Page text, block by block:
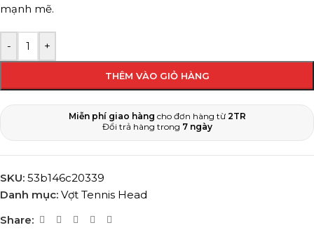
mạnh mẽ.
- +
THÊM VÀO GIỎ HÀNG
Miễn phí giao hàng cho đơn hàng từ 2TR
Đổi trả hàng trong 7 ngày
SKU: 53b146c20339
Danh mục: Vợt Tennis Head
Share: